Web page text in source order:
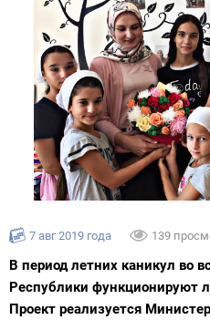
7 авг 2019 года 139
В период летних каникул во
Республики функционируют
Проект реализуется